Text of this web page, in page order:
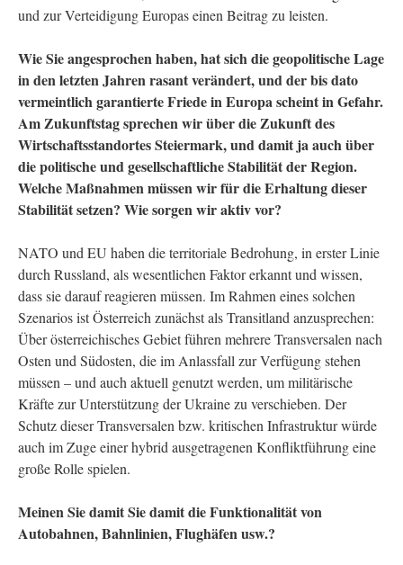
und zur Verteidigung Europas einen Beitrag zu leisten.
Wie Sie angesprochen haben, hat sich die geopolitische Lage
in den letzten Jahren rasant verändert, und der bis dato
vermeintlich garantierte Friede in Europa scheint in Gefahr.
Am Zukunftstag sprechen wir über die Zukunft des
Wirtschaftsstandortes Steiermark, und damit ja auch über
die politische und gesellschaftliche Stabilität der Region.
Welche Maßnahmen müssen wir für die Erhaltung dieser
Stabilität setzen? Wie sorgen wir aktiv vor?
NATO und EU haben die territoriale Bedrohung, in erster Linie
durch Russland, als wesentlichen Faktor erkannt und wissen,
dass sie darauf reagieren müssen. Im Rahmen eines solchen
Szenarios ist Österreich zunächst als Transitland anzusprechen:
Über österreichisches Gebiet führen mehrere Transversalen nach
Osten und Südosten, die im Anlassfall zur Verfügung stehen
müssen – und auch aktuell genutzt werden, um militärische
Kräfte zur Unterstützung der Ukraine zu verschieben. Der
Schutz dieser Transversalen bzw. kritischen Infrastruktur würde
auch im Zuge einer hybrid ausgetragenen Konfliktführung eine
große Rolle spielen.
Meinen Sie damit Sie damit die Funktionalität von
Autobahnen, Bahnlinien, Flughäfen usw.?